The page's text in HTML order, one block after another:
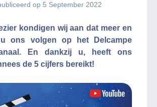
op 5 September 2022
kondigen wij aan dat meer en
ons volgen op het Delcampe
En dankzij u, heeft ons
de 5 cijfers bereikt!